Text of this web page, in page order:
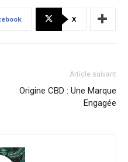
X
Article suivant
Origine CBD : Une Marque
Engagée